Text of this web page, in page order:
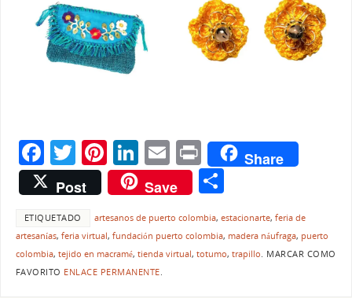
F
a
c
e
b
o
T
w
itt
er
Pi
nt
er
e
st
Li
n
k
e
dI
n
E
m
ai
l
Pr
in
t
Share
Post
Save C
m
p
ETIQUETADO artesanos de puerto colombia, estacionarte, feria de
artesanías, feria virtual, fundación puerto colombia, madera náufraga, puerto
colombia, tejido en macramé, tienda virtual, totumo, trapillo
MARCAR COMO
FAVORITO ENLACE PERMANENTE